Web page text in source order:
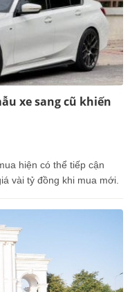
xe sang cũ khiến
hiện có thể tiếp cận
vài tỷ đồng khi mua mới.